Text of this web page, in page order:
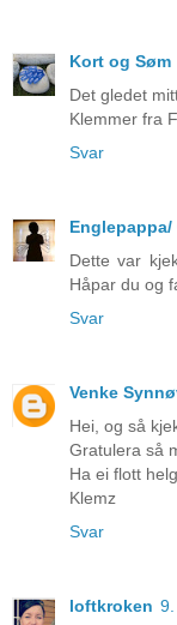
Kort og Søm
Det gledet
Klemmer fra
Svar
Englepappa/
Dette var
Håpar du og
Svar
Venke
Hei, og så
Gratulera så
Ha ei flott
Klemz
Svar
loftkroken